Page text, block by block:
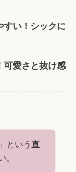
すい！シックに
可愛さと抜け感
という 直
。